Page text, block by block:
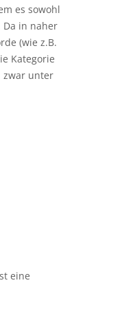
es sowohl
Da in naher
(wie z.B.
Kategorie
zwar unter
eine